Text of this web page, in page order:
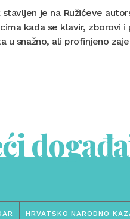
stavljen je na Ružićeve
kada se klavir, zborovi
u snažno, ali profinjeno
HRVATSKO NARODNO